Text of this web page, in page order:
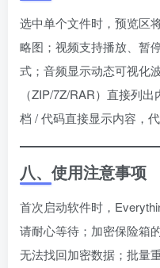
选中单个文件时，预览区
略图；视频支持播放、暂
式；音频显示动态可视化
（ZIP/7Z/RAR）直接列
档 / 代码直接显示内容，
八、使用注意事项
首次启动软件时，
请耐心等待；加密保险箱
无法找回加密数据；批量